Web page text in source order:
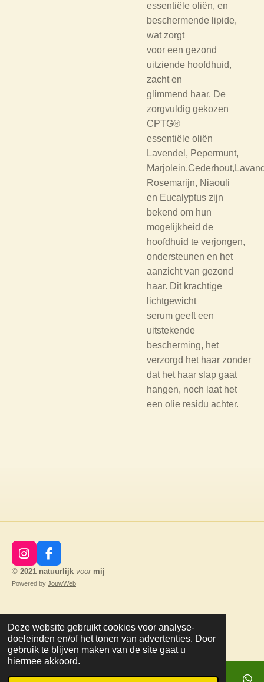
Deze website gebruikt cookies voor analyse-
doeleinden en/of het tonen van advertenties. Door
gebruik te blijven maken van de site gaat u
hiermee akkoord.
essentiële oliën, en
beschermende lipide,
wat zorgt
voor een gezond
uitziende hoofdhuid,
zacht en
glimmend haar. De
zorgvuldig gekozen
CPTG®
essentiële oliën
Lavendel, Pepermunt,
Rosemarijn, Niaouli
en Eucalyptus zijn
bekend om hun
mogelijkheid de
hoofdhuid te verjongen,
ondersteunen en het
aanzicht van gezond
haar. Dit krachtige
lichtgewicht
serum geeft een
uitstekende
bescherming, het
verzorgd het haar zonder
dat het haar slap gaat
hangen, noch laat het
een olie residu achter.
I
n
s
g
r
a
m
F
a
c
o
o
k
© 2021 natuurlijk voor mij
Powered by JouwWeb